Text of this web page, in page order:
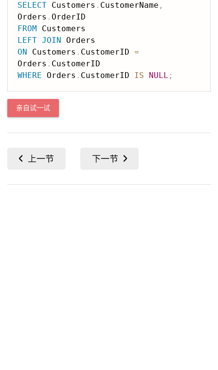
SELECT Customers . CustomerName ,
Orders .
FROM
LEFT JOIN
ON Customers . CustomerID =
Orders .
WHERE Orders . CustomerID IS NULL ;
亲自试一试